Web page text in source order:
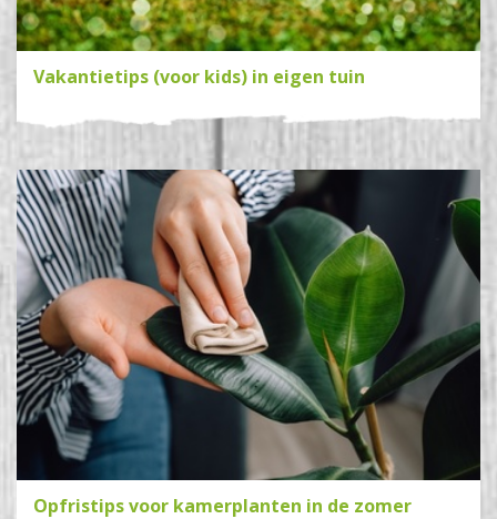
Vakantietips (voor kids) in eigen tuin
Opfristips voor kamerplanten in de zomer